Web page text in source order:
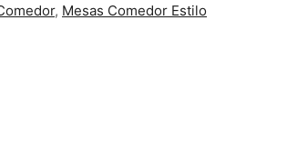
, Mesas Comedor Estilo